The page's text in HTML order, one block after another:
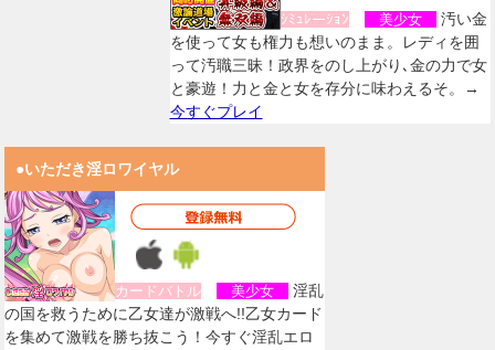
ｼﾐｭﾚーｼｮﾝ 美少女
汚い金
を使って女も権力も想いのまま。レディを囲
って汚職三昧！政界をのし上がり､金の力で女
と豪遊！力と金と女を存分に味わえるそ。→
今すぐプレイ
●いただき淫ロワイヤル
カードバトル 美少女
淫乱
の国を救うために乙女達が激戦へ!!乙女カード
を集めて激戦を勝ち抜こう！今すぐ淫乱エロ